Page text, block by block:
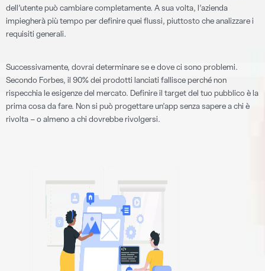
dell’utente può cambiare completamente. A sua volta, l’azienda
impiegherà più tempo per definire quei flussi, piuttosto che analizzare i
requisiti generali.
Successivamente, dovrai determinare se e dove ci sono problemi.
Secondo Forbes, il 90% dei prodotti lanciati fallisce perché non
rispecchia le esigenze del mercato. Definire il target del tuo pubblico è la
prima cosa da fare. Non si può progettare un’app senza sapere a chi è
rivolta – o almeno a chi dovrebbe rivolgersi.